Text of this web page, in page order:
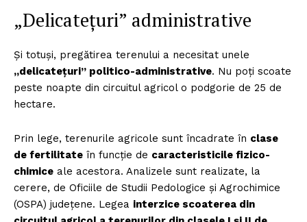
„Delicatețuri” administrative
Și totuși, pregătirea terenului a necesitat unele
„delicatețuri” politico-administrative. Nu poți scoate
peste noapte din circuitul agricol o podgorie de 25 de
hectare.
Prin lege, terenurile agricole sunt încadrate în clase
de fertilitate în funcție de caracteristicile fizico-
chimice ale acestora. Analizele sunt realizate, la
cerere, de Oficiile de Studii Pedologice și Agrochimice
(OSPA) județene. Legea interzice scoaterea din